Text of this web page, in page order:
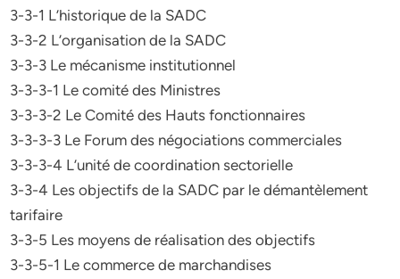
3-3-1 L’historique de la SADC
3-3-2 L’organisation de la SADC
3-3-3 Le mécanisme institutionnel
3-3-3-1 Le comité des Ministres
3-3-3-2 Le Comité des Hauts fonctionnaires
3-3-3-3 Le Forum des négociations commerciales
3-3-3-4 L’unité de coordination sectorielle
3-3-4 Les objectifs de la SADC par le démantèlement
tarifaire
3-3-5 Les moyens de réalisation des objectifs
3-3-5-1 Le commerce de marchandises